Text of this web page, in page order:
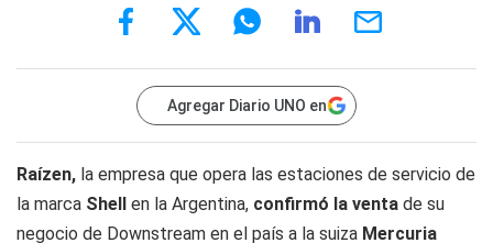
Agregar Diario UNO en
Raízen, la empresa que opera las estaciones de servicio de
la marca Shell en la Argentina, confirmó la venta de su
negocio de Downstream en el país a la suiza Mercuria